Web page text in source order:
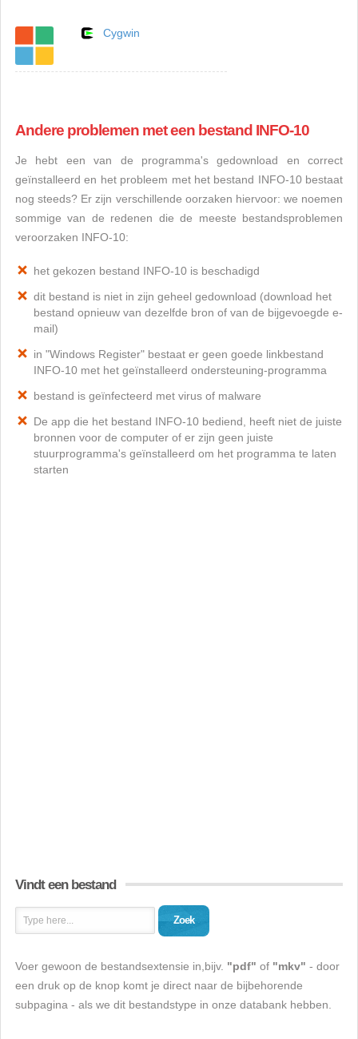
Cygwin
Andere problemen met een bestand INFO-10
Je hebt een van de programma's gedownload en correct
geïnstalleerd en het probleem met het bestand INFO-10 bestaat
nog steeds? Er zijn verschillende oorzaken hiervoor: we noemen
sommige van de redenen die de meeste bestandsproblemen
veroorzaken INFO-10:
het gekozen bestand INFO-10 is beschadigd
dit bestand is niet in zijn geheel gedownload (download het
bestand opnieuw van dezelfde bron of van de bijgevoegde e-
mail)
in "Windows Register" bestaat er geen goede linkbestand
INFO-10 met het geïnstalleerd ondersteuning-programma
bestand is geïnfecteerd met virus of malware
De app die het bestand INFO-10 bediend, heeft niet de juiste
bronnen voor de computer of er zijn geen juiste
stuurprogramma's geïnstalleerd om het programma te laten
starten
Vindt een bestand
Zoek
Voer gewoon de bestandsextensie in,bijv. "pdf" of "mkv" - door
een druk op de knop komt je direct naar de bijbehorende
subpagina - als we dit bestandstype in onze databank hebben.